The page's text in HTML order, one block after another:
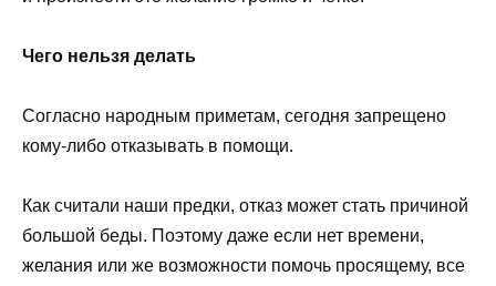
Чего нельзя делать
Согласно народным приметам, сегодня запрещено
кому-либо отказывать в помощи.
Как считали наши предки, отказ может стать причиной
большой беды. Поэтому даже если нет времени,
желания или же возможности помочь просящему, все